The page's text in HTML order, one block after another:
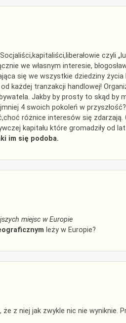
czyli
we własnym interesie,
się we wszystkie dziedziny
każdej tranzakcji handlowej!
Jakby by prosty to skąd by
4 swoich pokoleń w
różnice interesów się zdarzają.
kapitału które gromadziły od lat
im się podoba.
miejsc w Europie
leży w Europie?
z niej jak zwykle nic nie wyniknie.